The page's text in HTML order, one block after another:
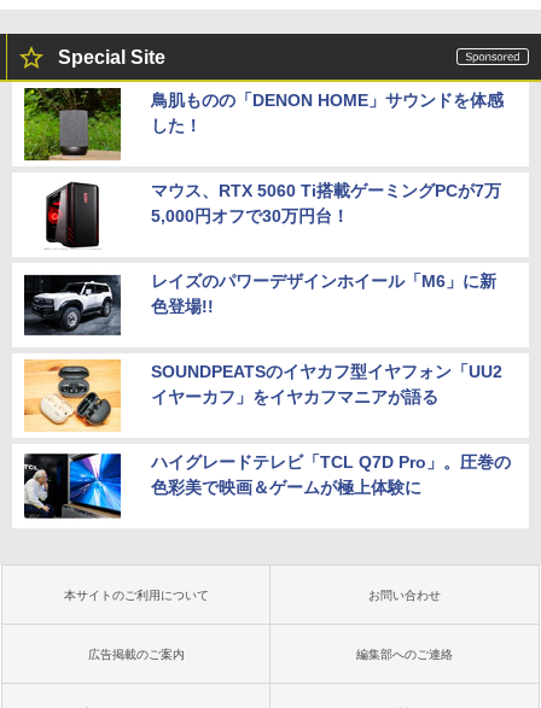
Special Site
鳥肌ものの「DENON HOME」サウンドを体感
した！
マウス、RTX 5060 Ti搭載ゲーミングPCが7万
5,000円オフで30万円台！
レイズのパワーデザインホイール「M6」に新
色登場!!
SOUNDPEATSのイヤカフ型イヤフォン「UU2
イヤーカフ」をイヤカフマニアが語る
ハイグレードテレビ「TCL Q7D Pro」。圧巻の
色彩美で映画＆ゲームが極上体験に
本サイトのご利用について お問い合わせ
広告掲載のご案内 編集部へのご連絡